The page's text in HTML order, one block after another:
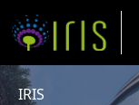
IRIS